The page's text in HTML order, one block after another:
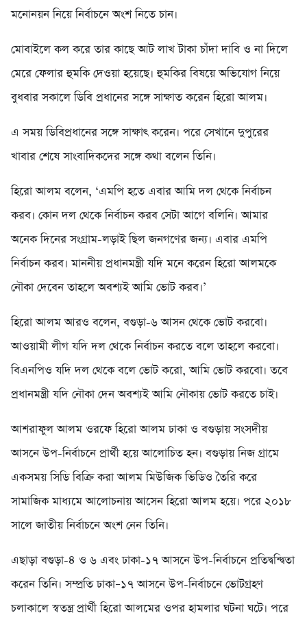
মনোনয়ন নিয়ে নির্বাচনে অংশ নিতে চান।
মোবাইলে কল করে তার কাছে আট লাখ টাকা চাঁদা দাবি ও না দিলে
মেরে ফেলার হুমকি দেওয়া হয়েছে। হুমকির বিষয়ে অভিযোগ নিয়ে
বুধবার সকালে ডিবি প্রধানের সঙ্গে সাক্ষাত করেন হিরো আলম।
এ সময় ডিবিপ্রধানের সঙ্গে সাক্ষাৎ করেন। পরে সেখানে দুপুরের
খাবার শেষে সাংবাদিকদের সঙ্গে কথা বলেন তিনি।
হিরো আলম বলেন, ‘এমপি হতে এবার আমি দল থেকে নির্বাচন
করব। কোন দল থেকে নির্বাচন করব সেটা আগে বলিনি। আমার
অনেক দিনের সংগ্রাম-লড়াই ছিল জনগণের জন্য। এবার এমপি
নির্বাচন করব। মাননীয় প্রধানমন্ত্রী যদি মনে করেন হিরো আলমকে
নৌকা দেবেন তাহলে অবশ্যই আমি ভোট করব।’
হিরো আলম আরও বলেন, বগুড়া-৬ আসন থেকে ভোট করবো।
আওয়ামী লীগ যদি দল থেকে নির্বাচন করতে বলে তাহলে করবো।
বিএনপিও যদি দল থেকে বলে ভোট করো, আমি ভোট করবো। তবে
প্রধানমন্ত্রী যদি নৌকা দেন অবশ্যই আমি নৌকায় ভোট করতে চাই।
আশরাফুল আলম ওরফে হিরো আলম ঢাকা ও বগুড়ায় সংসদীয়
আসনে উপ-নির্বাচনে প্রার্থী হয়ে আলোচিত হন। বগুড়ায় নিজ গ্রামে
একসময় সিডি বিক্রি করা আলম মিউজিক ভিডিও তৈরি করে
সামাজিক মাধ্যমে আলোচনায় আসেন হিরো আলম হয়ে। পরে ২০১৮
সালে জাতীয় নির্বাচনে অংশ নেন তিনি।
এছাড়া বগুড়া-৪ ও ৬ এবং ঢাকা-১৭ আসনে উপ-নির্বাচনে প্রতিদ্বন্দ্বিতা
করেন তিনি। সম্প্রতি ঢাকা–১৭ আসনে উপ-নির্বাচনে ভোটগ্রহণ
চলাকালে স্বতন্ত্র প্রার্থী হিরো আলমের ওপর হামলার ঘটনা ঘটে। পরে